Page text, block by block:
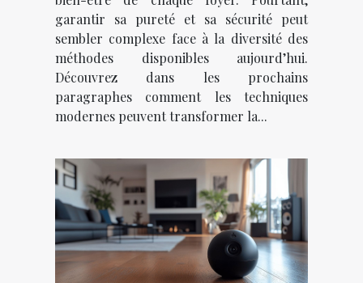
garantir sa pureté et sa sécurité peut
sembler complexe face à la diversité des
méthodes disponibles aujourd’hui.
Découvrez dans les prochains
paragraphes comment les techniques
modernes peuvent transformer la...